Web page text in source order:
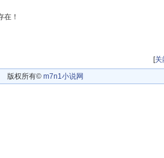
在！
[关
版权所有© m7n1小说网